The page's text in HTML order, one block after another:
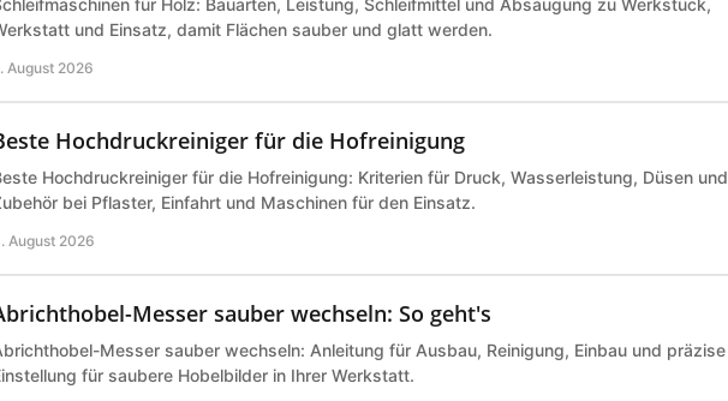
und Einsatz, damit Flächen sauber und glatt werden.
August 2026
Hochdruckreiniger für die Hofreinigung
Hochdruckreiniger für die Hofreinigung: Kriterien für Druck, Wasserleistung, Düsen und
bei Pflaster, Einfahrt und Maschinen für den Einsatz.
August 2026
Messer sauber wechseln: So geht's
Messer sauber wechseln: Anleitung für Ausbau, Reinigung, Einbau und präzise
für saubere Hobelbilder in Ihrer Werkstatt.